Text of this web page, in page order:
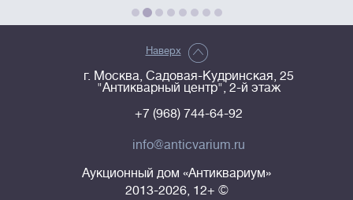
Наверх
г. Москва, Садовая-Кудринская, 25
"Антикварный центр", 2-й этаж
+7 (968) 744-64-92
info@anticvarium.ru
Аукционный дом «Антиквариум»
2013-2026, 12+ ©